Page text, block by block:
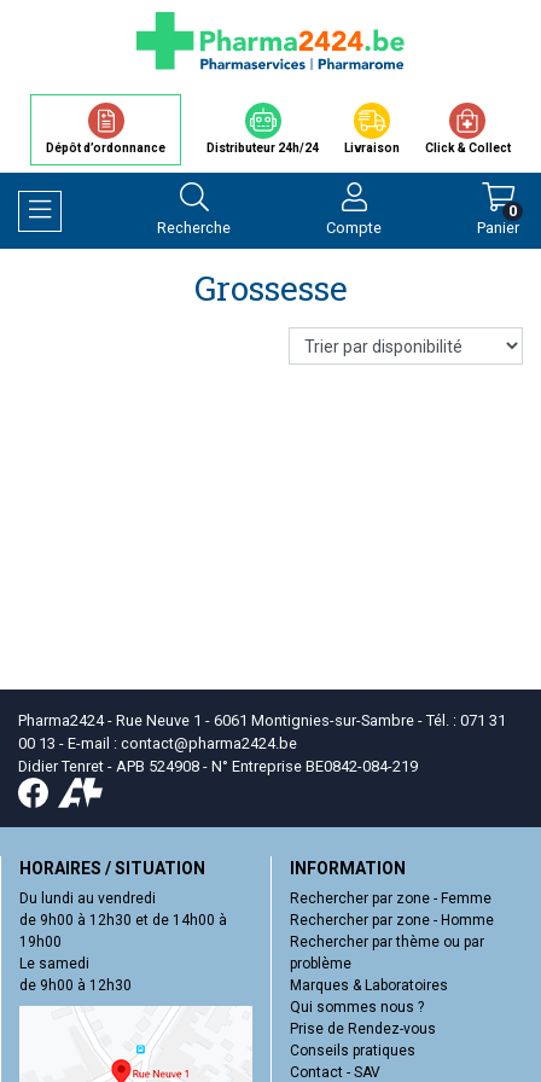
Dépôt d’ordonnance Distributeur 24h/24 Livraison Click & Collect
Afficher la navigation
Recherche Compte Panier
0
Grossesse
Pharma2424 - Rue Neuve 1 - 6061 Montignies-sur-Sambre - Tél. : 071 31
00 13 - E-mail : contact@pharma2424.be
Didier Tenret - APB 524908 - N° Entreprise BE0842-084-219
HORAIRES / SITUATION
Du lundi au vendredi
de 9h00 à 12h30 et de 14h00 à
19h00
Le samedi
de 9h00 à 12h30
INFORMATION
Rechercher par zone - Femme
Rechercher par zone - Homme
Rechercher par thème ou par
problème
Marques & Laboratoires
Qui sommes nous ?
Prise de Rendez-vous
Conseils pratiques
Contact - SAV